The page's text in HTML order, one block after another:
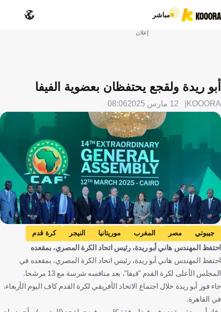
مباشر
إعلان
أبو ريدة ولقجع يحتفظان بعضوية الفيفا
KOOORA 12 مارس 2025 08:06
جيبوتي مصر المغرب موريتانيا النيجر كرة قدم
احتفظ المهندس هاني أبو ريدة، رئيس اتحاد الكرة المصري، بمقعده
احتفظ المهندس هاني أبو ريدة، رئيس اتحاد الكرة المصري، بمقعده في
المجلس الأعلى لكرة القدم "فيفا"، بعد منافسه شرسة مع 13 مرشحا.
جاء فوز أبو ريدة خلال اجتماع الاتحاد الأفريقي لكرة القدم كاف اليوم الأربعاء،
في القاهرة.